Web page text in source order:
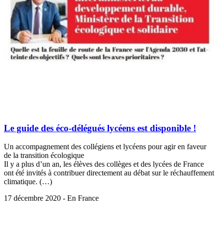
Le guide des éco-délégués lycéens est disponible !
Un accompagnement des collégiens et lycéens pour agir en faveur
de la transition écologique
Il y a plus d’un an, les élèves des collèges et des lycées de France
ont été invités à contribuer directement au débat sur le réchauffement
climatique. (…)
17 décembre 2020 - En France